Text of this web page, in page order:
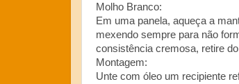
Molho Branco:
Em uma panela, aqueça a
mexendo sempre para não
consistência cremosa, retire
Montagem:
Unte com óleo um recipiente